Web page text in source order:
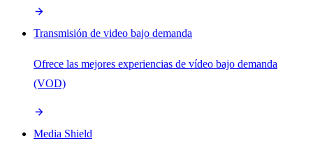
Transmisión de video bajo demanda
Ofrece las mejores experiencias de vídeo bajo demanda
(VOD)
Media Shield